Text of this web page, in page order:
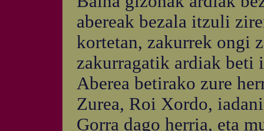
abereak bezala itzuli
kortetan, zakurrek ongi
zakurragatik ardiak beti
Aberea betirako zure
Zurea, Roi Xordo,
Gorra dago herria, eta